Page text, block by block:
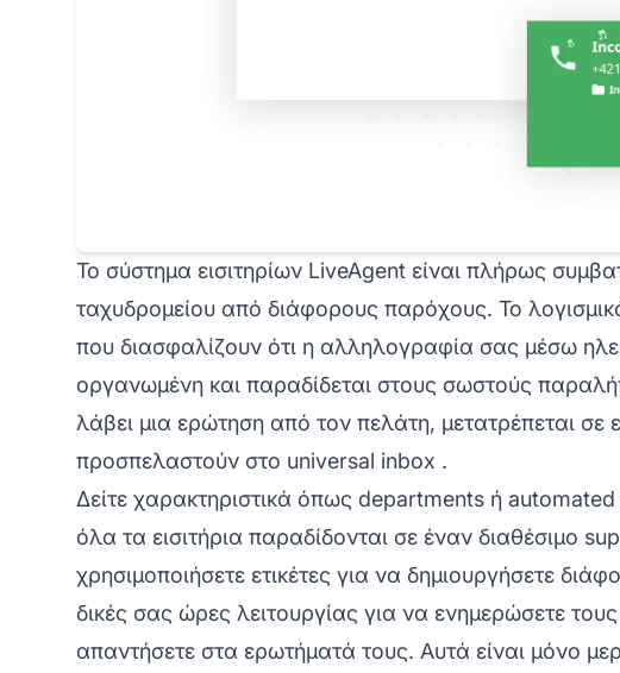
Το σύστημα εισιτηρίων LiveAgent είναι πλήρως
ταχυδρομείου από διάφορους παρόχους. Το
που διασφαλίζουν ότι η αλληλογραφία σας μέσω
οργανωμένη και παραδίδεται στους σωστούς
λάβει μια ερώτηση από τον πελάτη, μετατρέπεται σε
προσπελαστούν στο universal inbox .
Δείτε χαρακτηριστικά όπως departments ή
όλα τα εισιτήρια παραδίδονται σε έναν διαθέσιμο
χρησιμοποιήσετε ετικέτες για να δημιουργήσετε
δικές σας ώρες λειτουργίας για να ενημερώσετε
απαντήσετε στα ερωτήματά τους. Αυτά είναι μόνο